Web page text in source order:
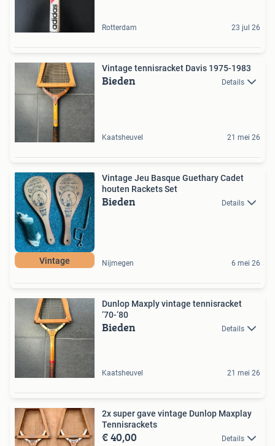
Rotterdam 23 jul 26
Vintage tennisracket Davis 1975-1983
Bieden Details
Kaatsheuvel 21 mei 26
Vintage
Vintage Jeu Basque Guethary Cadet
houten Rackets Set
Bieden Details
Nijmegen 6 mei 26
Dunlop Maxply vintage tennisracket
‘70-‘80
Bieden Details
Kaatsheuvel 21 mei 26
2x super gave vintage Dunlop Maxplay
Tennisrackets
€ 40,00 Details